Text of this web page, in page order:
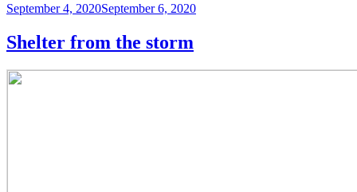
Posted
September 4, 2020September 6, 2020
Shelter from the storm